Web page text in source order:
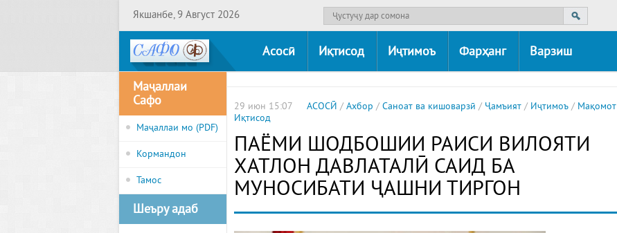
Якшанбе, 9 Август 2026
Асосӣ Иқтисод Иҷтимоъ Фарҳанг Варзиш
Маҷаллаи
Сафо
Маҷаллаи мо (PDF)
Кормандон
Тамос
Шеъру адаб
29 июн 15:07 АСОСӢ / Ахбор / Саноат ва кишоварзӣ / Ҷамъият / Иҷтимоъ / Мақомот
Иқтисод
ПАЁМИ ШОДБОШИИ РАИСИ ВИЛОЯТИ
ХАТЛОН ДАВЛАТАЛӢ САИД БА
МУНОСИБАТИ ҶАШНИ ТИРГОН